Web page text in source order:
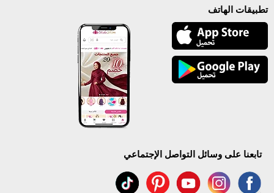
تطبيقات الهاتف
تابعنا على وسائل التواصل الإجتماعي